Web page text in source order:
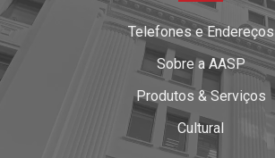
Telefones e Endereços
Sobre a AASP
Produtos & Serviços
Cultural